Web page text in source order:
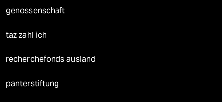
genossenschaft
taz zahl ich
recherchefonds ausland
panterstiftung